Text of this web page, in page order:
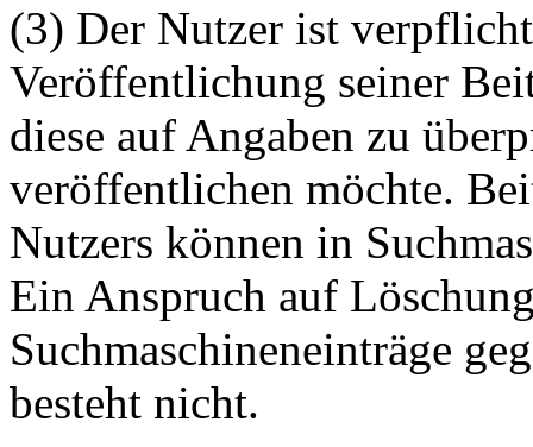
(3) Der Nutzer ist
Veröffentlichung seiner
diese auf Angaben zu
veröffentlichen möchte.
Nutzers können in
Ein Anspruch auf
Suchmaschineneinträge
besteht nicht.